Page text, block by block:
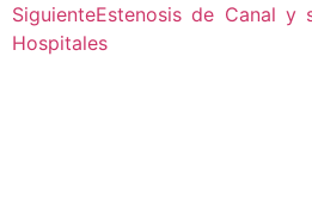
SiguienteEstenosis de Canal y
Hospitales